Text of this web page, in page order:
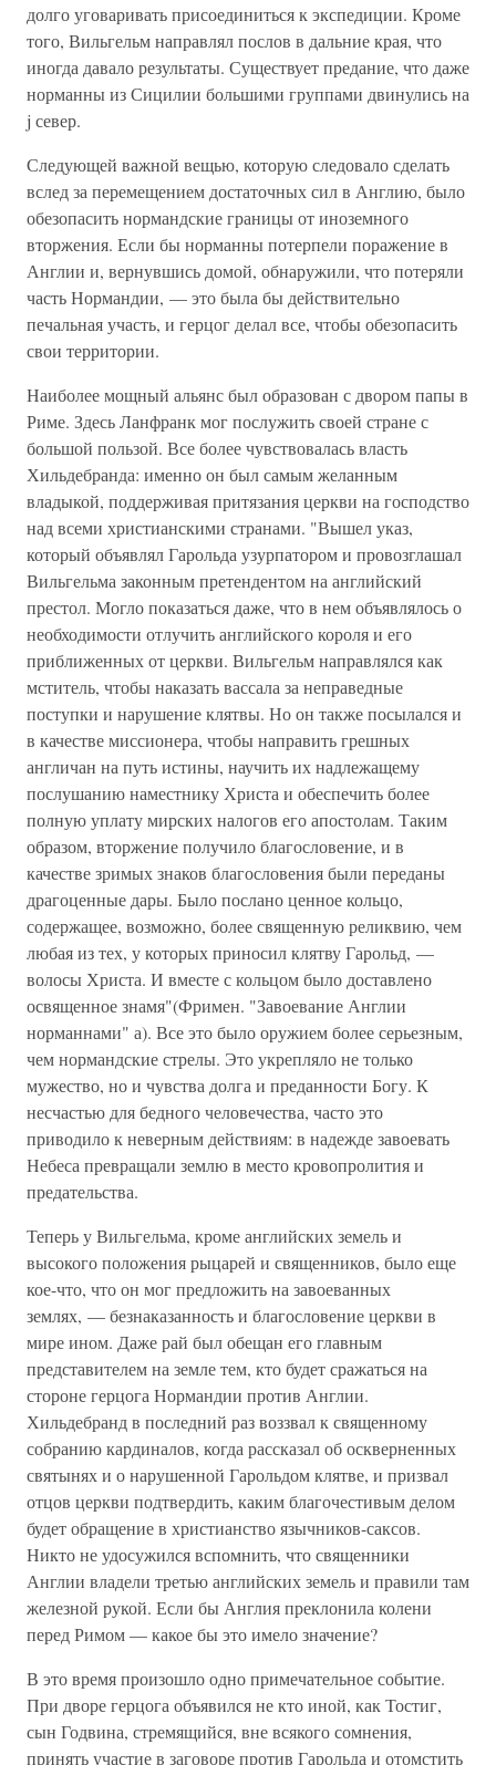
долго уговаривать присоединиться к экспедиции. Кроме
того, Вильгельм направлял послов в дальние края, что
иногда давало результаты. Существует предание, что даже
норманны из Сицилии большими группами двинулись на
j север.
Следующей важной вещью, которую следовало сделать
вслед за перемещением достаточных сил в Англию, было
обезопасить нормандские границы от иноземного
вторжения. Если бы норманны потерпели поражение в
Англии и, вернувшись домой, обнаружили, что потеряли
часть Нормандии, — это была бы действительно
печальная участь, и герцог делал все, чтобы обезопасить
свои территории.
Наиболее мощный альянс был образован с двором папы в
Риме. Здесь Ланфранк мог послужить своей стране с
большой пользой. Все более чувствовалась власть
Хильдебранда: именно он был самым желанным
владыкой, поддерживая притязания церкви на господство
над всеми христианскими странами. "Вышел указ,
который объявлял Гарольда узурпатором и провозглашал
Вильгельма законным претендентом на английский
престол. Могло показаться даже, что в нем объявлялось о
необходимости отлучить английского короля и его
приближенных от церкви. Вильгельм направлялся как
мститель, чтобы наказать вассала за неправедные
поступки и нарушение клятвы. Но он также посылался и
в качестве миссионера, чтобы направить грешных
англичан на путь истины, научить их надлежащему
послушанию наместнику Христа и обеспечить более
полную уплату мирских налогов его апостолам. Таким
образом, вторжение получило благословение, и в
качестве зримых знаков благословения были переданы
драгоценные дары. Было послано ценное кольцо,
содержащее, возможно, более священную реликвию, чем
любая из тех, у которых приносил клятву Гарольд, —
волосы Христа. И вместе с кольцом было доставлено
освященное знамя"(Фримен. "Завоевание Англии
норманнами" а). Все это было оружием более серьезным,
чем нормандские стрелы. Это укрепляло не только
мужество, но и чувства долга и преданности Богу. К
несчастью для бедного человечества, часто это
приводило к неверным действиям: в надежде завоевать
Небеса превращали землю в место кровопролития и
предательства.
Теперь у Вильгельма, кроме английских земель и
высокого положения рыцарей и священников, было еще
кое-что, что он мог предложить на завоеванных
землях, — безнаказанность и благословение церкви в
мире ином. Даже рай был обещан его главным
представителем на земле тем, кто будет сражаться на
стороне герцога Нормандии против Англии.
Хильдебранд в последний раз воззвал к священному
собранию кардиналов, когда рассказал об оскверненных
святынях и о нарушенной Гарольдом клятве, и призвал
отцов церкви подтвердить, каким благочестивым делом
будет обращение в христианство язычников-саксов.
Никто не удосужился вспомнить, что священники
Англии владели третью английских земель и правили там
железной рукой. Если бы Англия преклонила колени
перед Римом — какое бы это имело значение?
В это время произошло одно примечательное событие.
При дворе герцога объявился не кто иной, как Тостиг,
сын Годвина, стремящийся, вне всякого сомнения,
принять участие в заговоре против Гарольда и отомстить